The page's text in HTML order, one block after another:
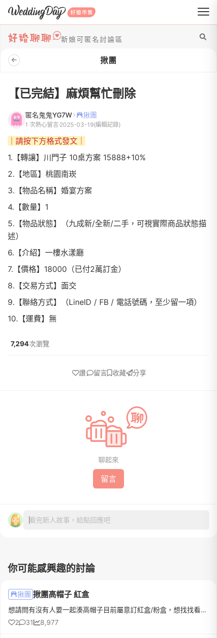
WeddingDay 好婚市集
新娘可匿名討論區
揪團
【已完結】麻煩幫忙刪除
匿名鬼鬼YG7W 揪團
1 次熱心留言 2025-03-19(編輯記錄)
｜請按下方格式發文｜
1.【轉讓】川門子 10桌方案 15888+10%
2.【地區】桃園南崁
3.【物品名稱】婚宴方案
4.【數量】1
5.【物品狀態】（九成新/全新/二手，可視實際商品狀態描
述）
6.【介紹】一樓水漾廳
7.【價格】18000（已付2萬訂金）
8.【交易方式】面交
9.【聯絡方式】（LineID / FB / 電話號碼，至少留一項）
10.【運費】無
7,294次瀏覽
讚 留言 收藏 分享
聊起來
留言
看完新人故事，給點回應吧
你可能感興趣的討論
揪團 揪團高帽子 紅盒
想請問有沒有人要一起湊高帽子目前屬意訂紅盒/粉盒，想找找看能否湊到盒數拿優惠～我婚期是2022年12月，在台中宴客人在高雄工作
2
31 8,977